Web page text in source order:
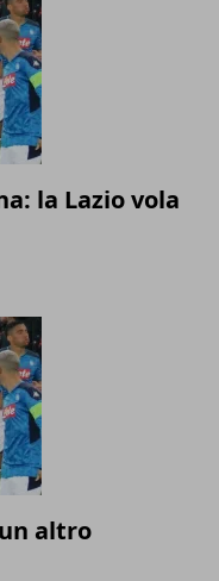
la Lazio vola
altro